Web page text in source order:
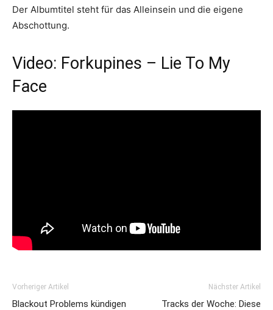
Der Albumtitel steht für das Alleinsein und die eigene
Abschottung.
Video: Forkupines – Lie To My
Face
Vorheriger Artikel
Blackout Problems kündigen
Nächster Artikel
Tracks der Woche: Diese